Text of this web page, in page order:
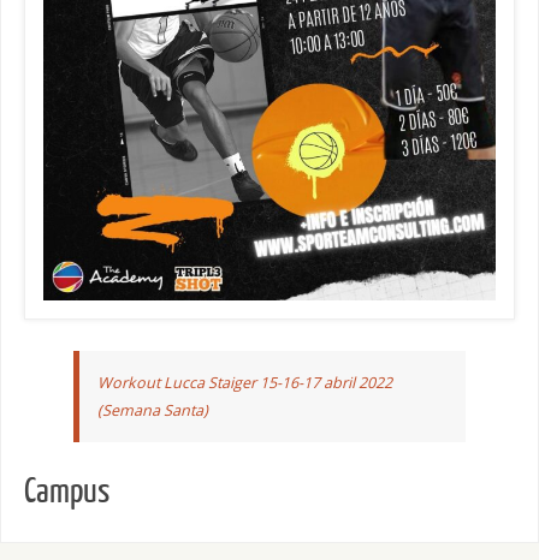
Workout Lucca Staiger 15-16-17 abril 2022
(Semana Santa)
Campus